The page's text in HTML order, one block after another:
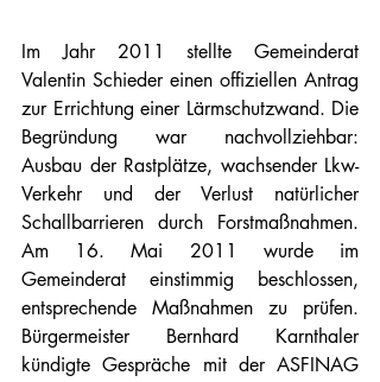
Im Jahr 2011 stellte Gemeinderat
Valentin Schieder einen offiziellen Antrag
zur Errichtung einer Lärmschutzwand. Die
Begründung war nachvollziehbar:
Ausbau der Rastplätze, wachsender Lkw-
Verkehr und der Verlust natürlicher
Schallbarrieren durch Forstmaßnahmen.
Am 16. Mai 2011 wurde im
Gemeinderat einstimmig beschlossen,
entsprechende Maßnahmen zu prüfen.
Bürgermeister Bernhard Karnthaler
kündigte Gespräche mit der ASFINAG